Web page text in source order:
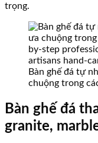
trọng.
Bàn ghế đá tự
chuộng trong
Bàn ghế đá
granite,